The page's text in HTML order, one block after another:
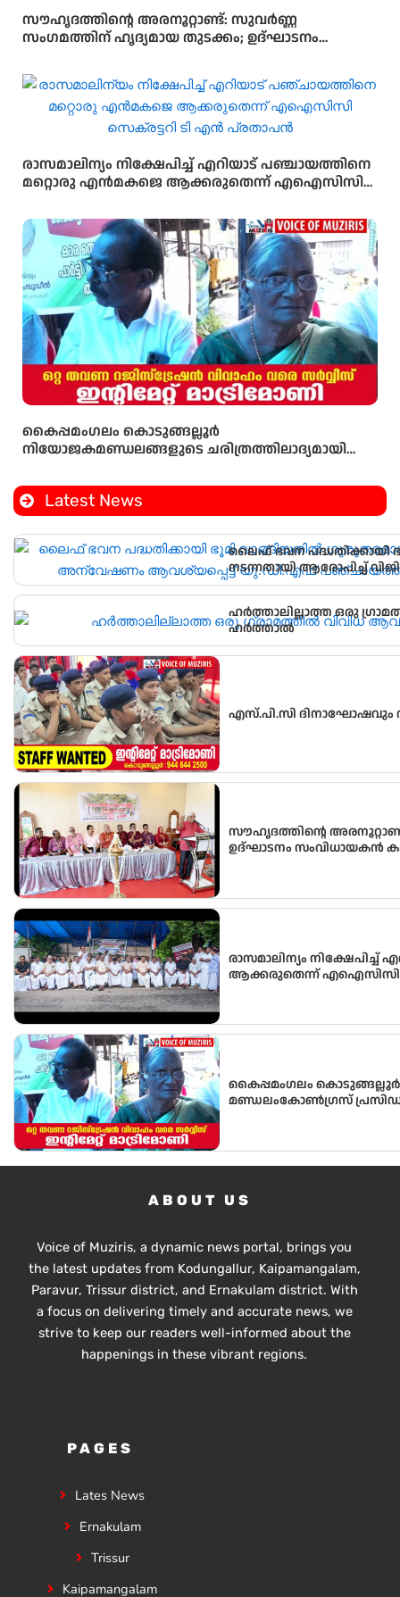
സൗഹൃദത്തിന്റെ അരനൂറ്റാണ്ട്: സുവർണ്ണ
സംഗമത്തിന് ഹൃദ്യമായ തുടക്കം; ഉദ്ഘാടനം
രാസമാലിന്യം നിക്ഷേപിച്ച് എറിയാട് പഞ്ചായത്തിനെ
മറ്റൊരു എൻമകജെ ആക്കരുതെന്ന് എഐസിസി
കൈപ്പമംഗലം കൊടുങ്ങല്ലൂർ
നിയോജകമണ്ഡലങ്ങളുടെ ചരിത്രത്തിലാദ്യമായി
Latest News
ലൈഫ് ഭവന പദ്ധതിക്കായി
നടന്നതായി ആരോപിച്ച്
പഞ്ചായത്ത് ഓഫീസിലേക്ക്
ഹർത്താലില്ലാത്ത ഒരു
ഹർത്താൽ
എസ്.പി.സി ദിനാഘോഷവും
സൗഹൃദത്തിന്റെ
ഉദ്ഘാടനം സംവിധായകൻ
രാസമാലിന്യം
ആക്കരുതെന്ന് എഐസിസി
കൈപ്പമംഗലം കൊടുങ്ങല്ലൂർ
മണ്ഡലംകോൺഗ്രസ്‌
ABOUT US
Voice of Muziris, a dynamic news portal, brings you
the latest updates from Kodungallur, Kaipamangalam,
Paravur, Trissur district, and Ernakulam district. With
a focus on delivering timely and accurate news, we
strive to keep our readers well-informed about the
happenings in these vibrant regions.
PAGES
Lates News
Ernakulam
Trissur
Kaipamangalam